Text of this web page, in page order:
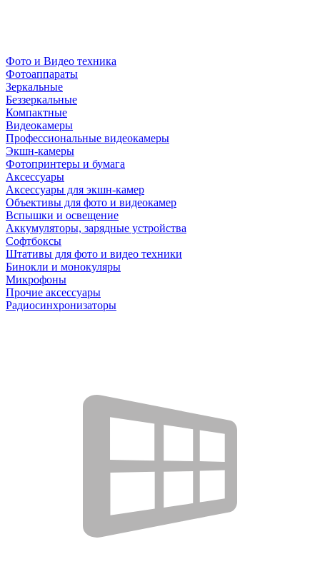
Фото и Видео техника
Фотоаппараты
Зеркальные
Беззеркальные
Компактные
Видеокамеры
Профессиональные видеокамеры
Экшн-камеры
Фотопринтеры и бумага
Аксессуары
Аксессуары для экшн-камер
Объективы для фото и видеокамер
Вспышки и освещение
Аккумуляторы, зарядные устройства
Софтбоксы
Штативы для фото и видео техники
Бинокли и монокуляры
Микрофоны
Прочие аксессуары
Радиосинхронизаторы